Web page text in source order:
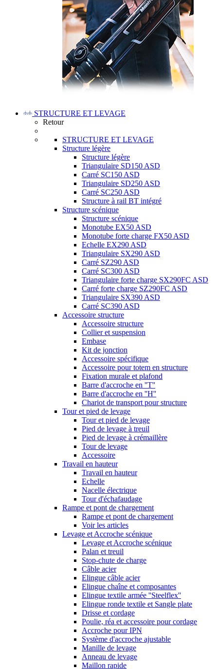
STRUCTURE ET LEVAGE
Retour
STRUCTURE ET LEVAGE
Structure légère
Structure légère
Triangulaire SD150 ASD
Carré SC150 ASD
Triangulaire SD250 ASD
Carré SC250 ASD
Structure à rail BT intégré
Structure scénique
Structure scénique
Monotube EX50 ASD
Monotube forte charge FX50 ASD
Echelle EX290 ASD
Triangulaire SX290 ASD
Carré SZ290 ASD
Carré SC300 ASD
Triangulaire forte charge SX290FC ASD
Carré forte charge SZ290FC ASD
Triangulaire SX390 ASD
Carré SC390 ASD
Accessoire structure
Accessoire structure
Collier et suspension
Embase
Kit de jonction
Accessoire spécifique
Accessoire pour totem en structure
Fixation murale et plafond
Barre d'accroche en ''T''
Barre d'accroche en ''H''
Chariot de transport pour structure
Tour et pied de levage
Tour et pied de levage
Pied de levage à treuil
Pied de levage à crémaillère
Tour de levage
Accessoire
Travail en hauteur
Travail en hauteur
Echelle
Nacelle électrique
Tour d'échafaudage
Rampe et pont de chargement
Rampe et pont de chargement
Voir les articles
Levage et Accroche scénique
Levage et Accroche scénique
Palan et treuil
Stop-chute de charge
Câble acier
Elingue câble acier
Elingue chaîne et composantes
Elingue textile armée ''Steelflex''
Elingue ronde textile et Sangle plate
Drisse et cordage
Poulie, réa et accessoire pour cordage
Accroche pour IPN
Système d'accroche ajustable
Manille de levage
Anneau de levage
Maillon rapide